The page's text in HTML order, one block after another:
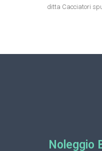
ditta Cacciatori
Noleggio